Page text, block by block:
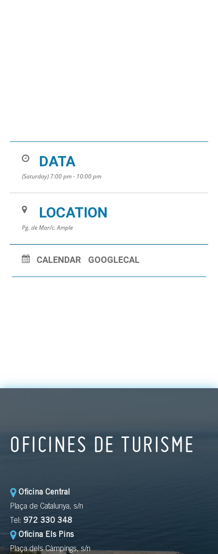
DATA
(Saturday) 7:00 pm - 10:00 pm
LOCATION
Pg. de Mar/c. Ample
CALENDAR GOOGLECAL
OFICINES DE TURISME
Oficina Central
Plaça de Catalunya, s/n
Tel: 972 330 348
Oficina Els Pins
Plaça dels Càmpings, s/n